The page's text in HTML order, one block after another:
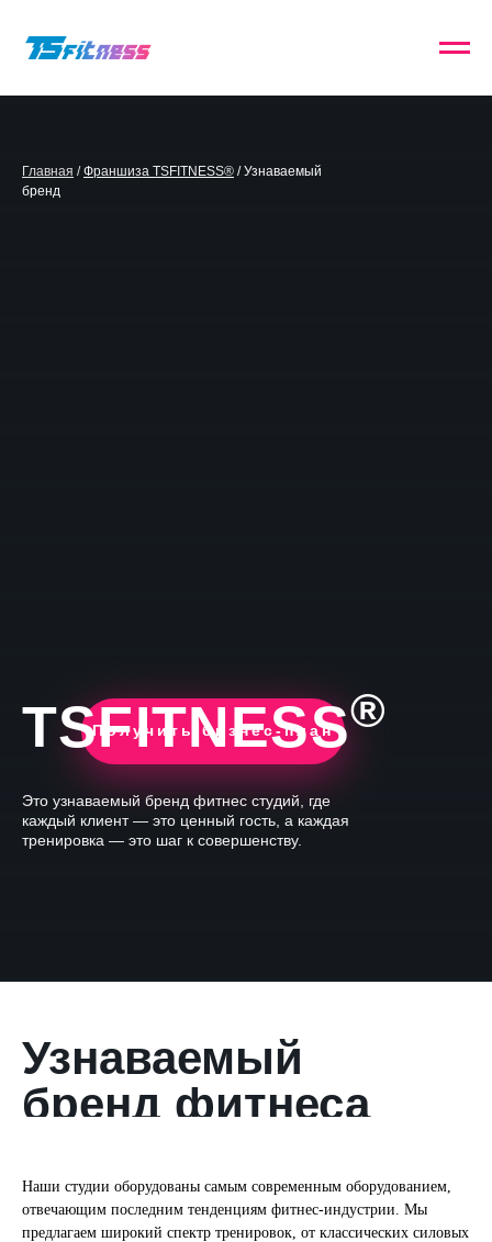
Получить бизнес-план
TSFITNESS®
Главная /Франшиза TSFITNESS® / Узнаваемый
бренд
Это узнаваемый бренд фитнес студий, где
каждый клиент — это ценный гость, а каждая
тренировка — это шаг к совершенству.
Узнаваемый
бренд фитнеса
Наши студии оборудованы самым современным оборудованием,
отвечающим последним тенденциям фитнес-индустрии. Мы
предлагаем широкий спектр тренировок, от классических силовых